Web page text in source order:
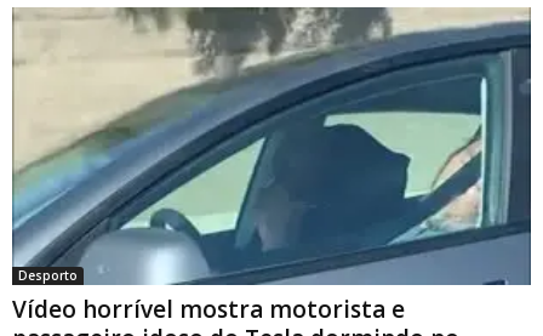
Desporto
Vídeo horrível mostra motorista e